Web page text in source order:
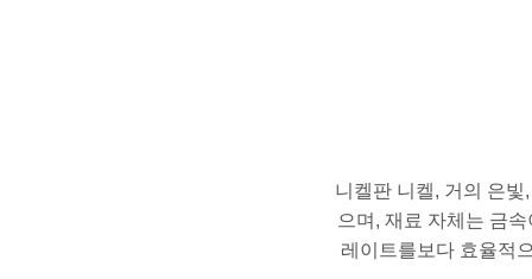
니켈판 니켈, 거의 은
으며, 재료 자체는 금
레이트를보다 효율적